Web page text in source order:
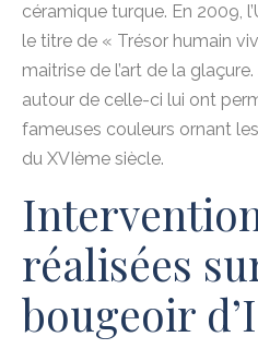
céramique turque. En 2009,
le titre de « Trésor humain
maitrise de l’art de la
autour de celle-ci lui ont
fameuses couleurs ornant
du XVIème siècle.
réalisées
bougeoir